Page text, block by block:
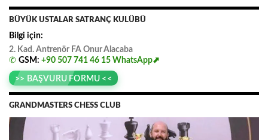
BÜYÜK USTALAR SATRANÇ KULÜBÜ
Bilgi için:
2. Kad. Antrenör FA Onur.Alacaba
✆ GSM: +90 507 741 46 15 WhatsApp⬈
>> BAŞVURU FORMU <<
GRANDMASTERS CHESS CLUB